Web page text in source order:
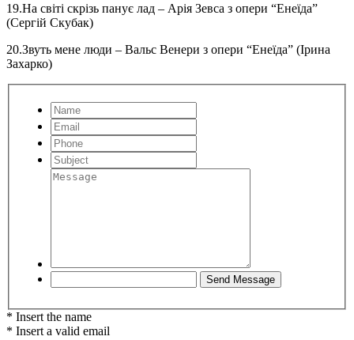
19.На світі скрізь панує лад – Арія Зевса з опери “Енеїда”
(Сергій Скубак)
20.Звуть мене люди – Вальс Венери з опери “Енеїда” (Ірина
Захарко)
* Insert the name
* Insert a valid email